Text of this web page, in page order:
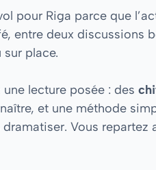
pour Riga parce que
entre deux
sur place.
lecture posée : des
et une méthode
Vous